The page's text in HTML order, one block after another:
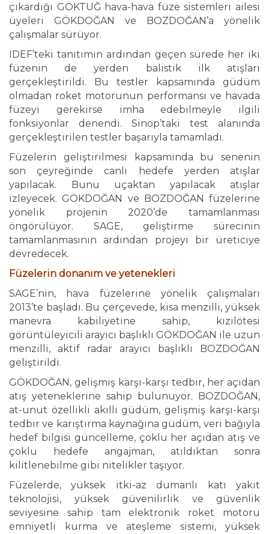
çıkardığı GÖKTUĞ hava-hava füze sistemleri ailesi
üyeleri GÖKDOĞAN ve BOZDOĞAN’a yönelik
çalışmalar sürüyor.
IDEF’teki tanıtımın ardından geçen sürede her iki
füzenin de yerden balistik ilk atışları
gerçekleştirildi. Bu testler kapsamında güdüm
olmadan roket motorunun performansı ve havada
füzeyi gerekirse imha edebilmeyle ilgili
fonksiyonlar denendi. Sinop’taki test alanında
gerçekleştirilen testler başarıyla tamamladı.
Füzelerin geliştirilmesi kapsamında bu senenin
son çeyreğinde canlı hedefe yerden atışlar
yapılacak. Bunu uçaktan yapılacak atışlar
izleyecek. GÖKDOĞAN ve BOZDOĞAN füzelerine
yönelik projenin 2020’de tamamlanması
öngörülüyor. SAGE, geliştirme sürecinin
tamamlanmasının ardından projeyi bir üreticiye
devredecek.
Füzelerin donanım ve yetenekleri
SAGE’nin, hava füzelerine yönelik çalışmaları
2013’te başladı. Bu çerçevede, kısa menzilli, yüksek
manevra kabiliyetine sahip, kızılötesi
görüntüleyicili arayıcı başlıklı GÖKDOĞAN ile uzun
menzilli, aktif radar arayıcı başlıklı BOZDOĞAN
geliştirildi.
GÖKDOĞAN, gelişmiş karşı-karşı tedbir, her açıdan
atış yeteneklerine sahip bulunuyor. BOZDOĞAN,
at-unut özellikli akıllı güdüm, gelişmiş karşı-karşı
tedbir ve karıştırma kaynağına güdüm, veri bağıyla
hedef bilgisi güncelleme, çoklu her açıdan atış ve
çoklu hedefe angajman, atıldıktan sonra
kilitlenebilme gibi nitelikler taşıyor.
Füzelerde, yüksek itki-az dumanlı katı yakıt
teknolojisi, yüksek güvenilirlik ve güvenlik
seviyesine sahip tam elektronik roket motoru
emniyetli kurma ve ateşleme sistemi, yüksek